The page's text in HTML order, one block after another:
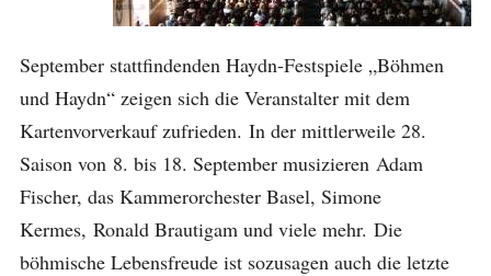
September stattfindenden Haydn-Festspiele „Böhmen
und Haydn“ zeigen sich die Veranstalter mit dem
Kartenvorverkauf zufrieden. In der mittlerweile 28.
Saison von 8. bis 18. September musizieren Adam
Fischer, das Kammerorchester Basel, Simone
Kermes, Ronald Brautigam und viele mehr. Die
böhmische Lebensfreude ist sozusagen auch die letzte